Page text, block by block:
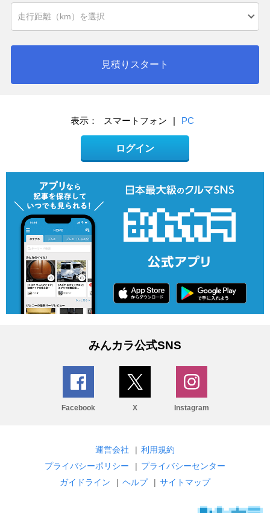
見積りスタート
表示： スマートフォン | PC
ログイン
みんカラ公式SNS
Facebook X Instagram
運営会社 | 利用規約
プライバシーポリシー
| プライバシーセンター
ガイドライン
| ヘルプ | サイトマップ